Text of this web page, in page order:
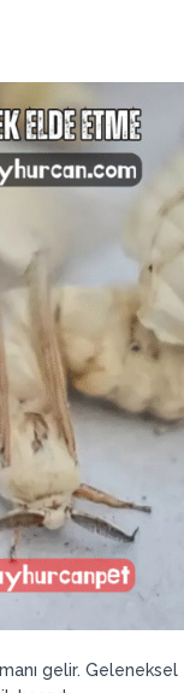
gelir. Geleneksel